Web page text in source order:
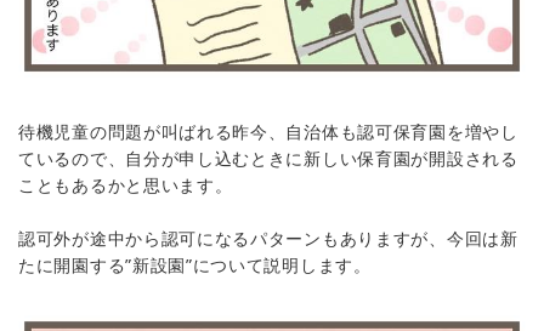
待機児童の問題が叫ばれる昨今、自治体も認可保育園を増やし
ているので、自分が申し込むときに新しい保育園が開設される
こともあるかと思います。
認可外が途中から認可になるパターンもありますが、今回は新
たに開園する”新設園”について説明します。